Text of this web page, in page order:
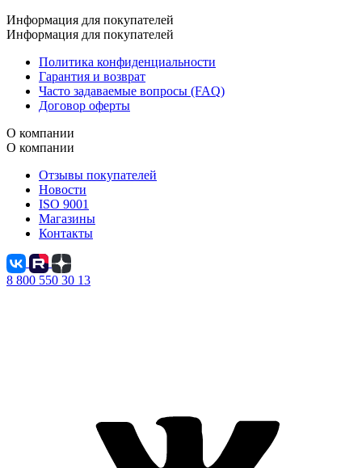
Информация для покупателей
Информация для покупателей
Политика конфиденциальности
Гарантия и возврат
Часто задаваемые вопросы (FAQ)
Договор оферты
О компании
О компании
Отзывы покупателей
Новости
ISO 9001
Магазины
Контакты
8 800 550 30 13